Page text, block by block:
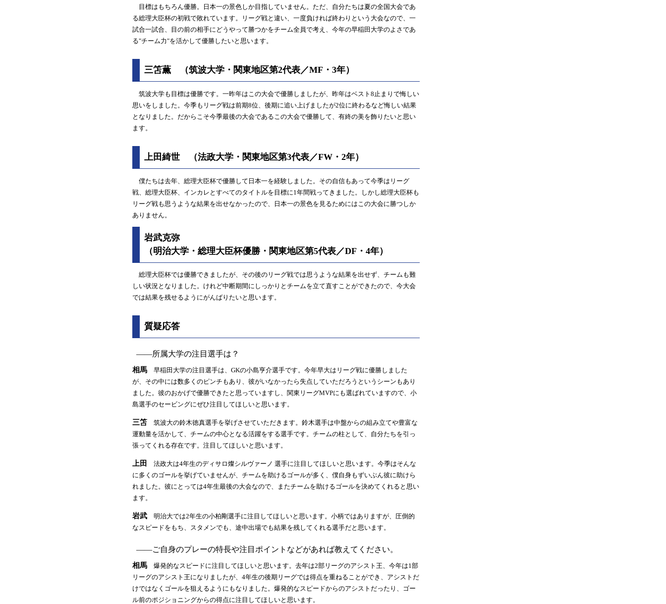
目標はもちろん優勝。日本一の景色しか目指していません。ただ、自分たちは夏の全国大会であ
る総理大臣杯の初戦で敗れています。リーグ戦と違い、一度負ければ終わりという大会なので、一
試合一試合、目の前の相手にどうやって勝つかをチーム全員で考え、今年の早稲田大学のよさであ
る"チーム力"を活かして優勝したいと思います。
三笘薫 （筑波大学・関東地区第2代表／MF・3年）
筑波大学も目標は優勝です。一昨年はこの大会で優勝しましたが、昨年はベスト8止まりで悔しい
思いをしました。今季もリーグ戦は前期8位、後期に追い上げましたが2位に終わるなど悔しい結果
となりました。だからこそ今季最後の大会であるこの大会で優勝して、有終の美を飾りたいと思い
ます。
上田綺世 （法政大学・関東地区第3代表／FW・2年）
僕たちは去年、総理大臣杯で優勝して日本一を経験しました。その自信もあって今季はリーグ
戦、総理大臣杯、インカレとすべてのタイトルを目標に1年間戦ってきました。しかし総理大臣杯も
リーグ戦も思うような結果を出せなかったので、日本一の景色を見るためにはこの大会に勝つしか
ありません。
岩武克弥
（明治大学・総理大臣杯優勝・関東地区第5代表／DF・4年）
総理大臣杯では優勝できましたが、その後のリーグ戦では思うような結果を出せず、チームも難
しい状況となりました。けれど中断期間にしっかりとチームを立て直すことができたので、今大会
では結果を残せるようにがんばりたいと思います。
質疑応答
――所属大学の注目選手は？
相馬 早稲田大学の注目選手は、GKの小島亨介選手です。今年早大はリーグ戦に優勝しました
が、その中には数多くのピンチもあり、彼がいなかったら失点していただろうというシーンもあり
ました。彼のおかげで優勝できたと思っていますし、関東リーグMVPにも選ばれていますので、小
島選手のセービングにぜひ注目してほしいと思います。
三笘 筑波大の鈴木徳真選手を挙げさせていただきます。鈴木選手は中盤からの組み立てや豊富な
運動量を活かして、チームの中心となる活躍をする選手です。チームの柱として、自分たちを引っ
張ってくれる存在です。注目してほしいと思います。
上田
法政大は4年生のディサロ燦シルヴァーノ 選手に注目してほしいと思います。今季はそんな
に多くのゴールを挙げていませんが、チームを助けるゴールが多く、僕自身もずいぶん彼に助けら
れました。彼にとっては4年生最後の大会なので、またチームを助けるゴールを決めてくれると思い
ます。
岩武 明治大では2年生の小柏剛選手に注目してほしいと思います。小柄ではありますが、圧倒的
なスピードをもち、スタメンでも、途中出場でも結果を残してくれる選手だと思います。
――ご自身のプレーの特長や注目ポイントなどがあれば教えてください。
相馬 爆発的なスピードに注目してほしいと思います。去年は2部リーグのアシスト王、今年は1部
リーグのアシスト王になりましたが、4年生の後期リーグでは得点を重ねることができ、アシストだ
けではなくゴールを狙えるようにもなりました。爆発的なスピードからのアシストだったり、ゴー
ル前のポジショニングからの得点に注目してほしいと思います。